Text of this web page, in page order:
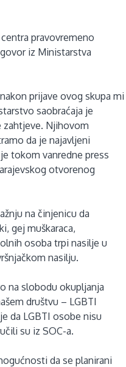
pravovremeno
iz Ministarstva
prijave ovog skupa mi
saobraćaja je
zahtjeve. Njihovom
da je najavljeni
tokom vanredne press
otvorenog
na činjenicu da
gej muškaraca,
osoba trpi nasilje u
nasilju.
na slobodu okupljanja
društvu – LGBTI
da LGBTI osobe nisu
su iz SOC-a.
da se planirani